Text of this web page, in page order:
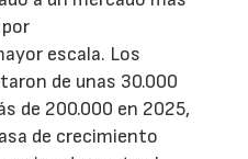
escala. Los
de unas 30.000
de 200.000 en 2025,
de crecimiento